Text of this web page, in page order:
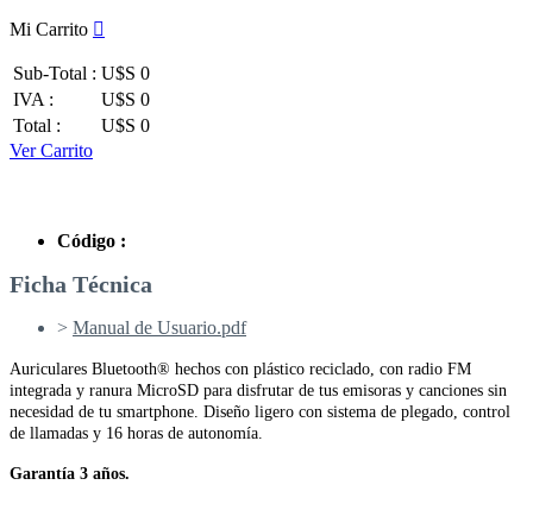
Mi Carrito
Sub-Total : U$S 0
IVA :
U$S 0
Total :
U$S 0
Ver Carrito
Código :
Ficha Técnica
> Manual de Usuario.pdf
Auriculares Bluetooth® hechos con plástico reciclado, con radio FM
integrada y ranura MicroSD para disfrutar de tus emisoras y canciones sin
necesidad de tu smartphone. Diseño ligero con sistema de plegado, control
de llamadas y 16 horas de autonomía.
Garantía 3 años.